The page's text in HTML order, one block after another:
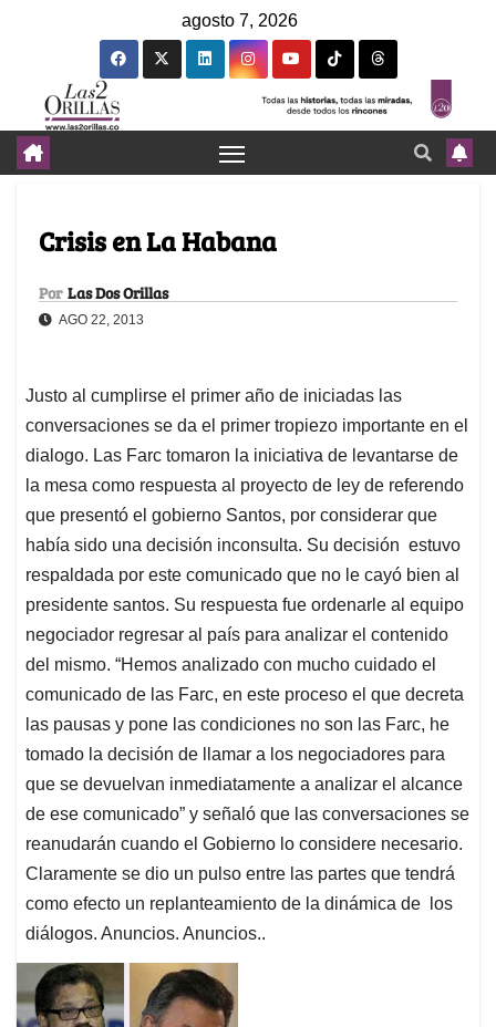
agosto 7, 2026
Crisis en La Habana
Por Las Dos Orillas
AGO 22, 2013
Justo al cumplirse el primer año de iniciadas las
conversaciones se da el primer tropiezo importante en el
dialogo. Las Farc tomaron la iniciativa de levantarse de
la mesa como respuesta al proyecto de ley de referendo
que presentó el gobierno Santos, por considerar que
había sido una decisión inconsulta. Su decisión estuvo
respaldada por este comunicado que no le cayó bien al
presidente santos. Su respuesta fue ordenarle al equipo
negociador regresar al país para analizar el contenido
del mismo. “Hemos analizado con mucho cuidado el
comunicado de las Farc, en este proceso el que decreta
las pausas y pone las condiciones no son las Farc, he
tomado la decisión de llamar a los negociadores para
que se devuelvan inmediatamente a analizar el alcance
de ese comunicado” y señaló que las conversaciones se
reanudarán cuando el Gobierno lo considere necesario.
Claramente se dio un pulso entre las partes que tendrá
como efecto un replanteamiento de la dinámica de los
diálogos. Anuncios. Anuncios..